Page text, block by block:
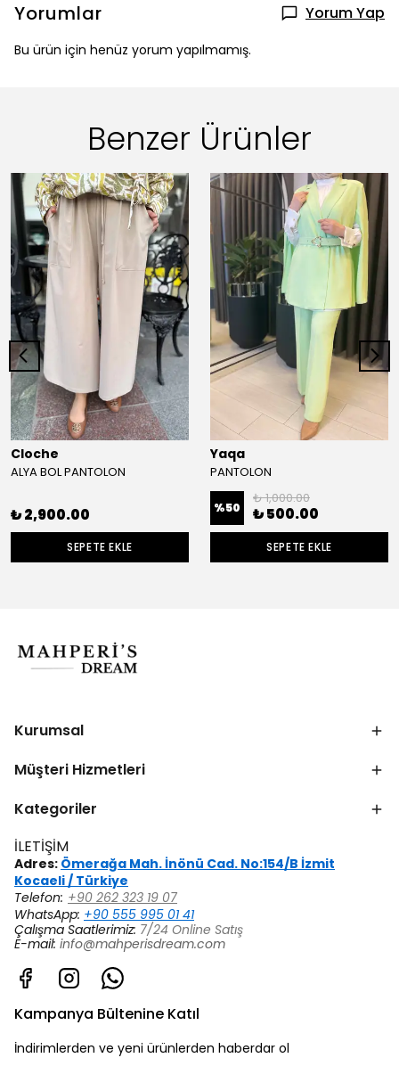
Yorumlar Yorum Yap
Bu ürün için henüz yorum yapılmamış.
Benzer Ürünler
Cloche
ALYA BOL PANTOLON
₺ 2,900.00
SEPETE EKLE
Yaqa
PANTOLON
%50
₺ 1,000.00
₺ 500.00
SEPETE EKLE
Kurumsal
Müşteri Hizmetleri
Kategoriler
İLETİŞİM
Adres: Ömerağa Mah. İnönü Cad. No:154/B İzmit
Kocaeli / Türkiye
Telefon: +90 262 323 19 07
WhatsApp: +90 555 995 01 41
Çalışma Saatlerimiz: 7/24 Online Satış
E-mail: info@mahperisdream.com
Kampanya Bültenine Katıl
İndirimlerden ve yeni ürünlerden haberdar ol